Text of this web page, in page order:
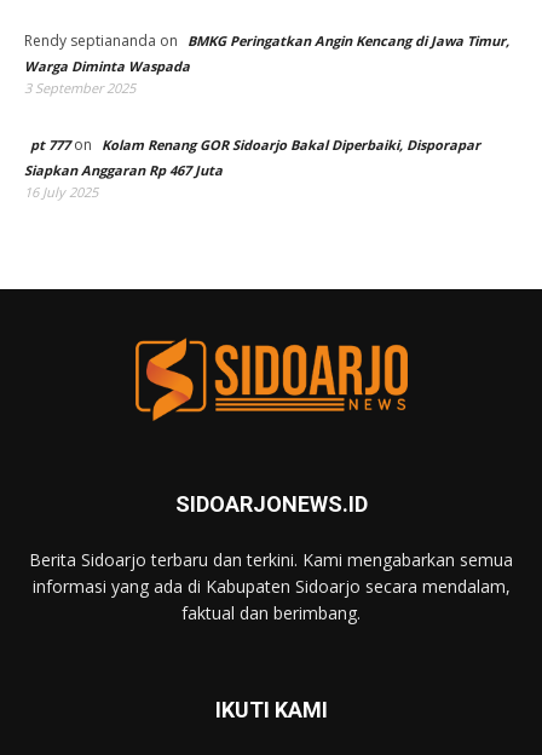
Rendy septiananda on
BMKG Peringatkan Angin Kencang di Jawa Timur,
Warga Diminta Waspada
3 September 2025
pt 777on
Kolam Renang GOR Sidoarjo Bakal Diperbaiki, Disporapar
Siapkan Anggaran Rp 467 Juta
16 July 2025
SIDOARJONEWS.ID
Berita Sidoarjo terbaru dan terkini. Kami mengabarkan semua
informasi yang ada di Kabupaten Sidoarjo secara mendalam,
faktual dan berimbang.
IKUTI KAMI